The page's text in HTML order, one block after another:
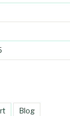
Blog